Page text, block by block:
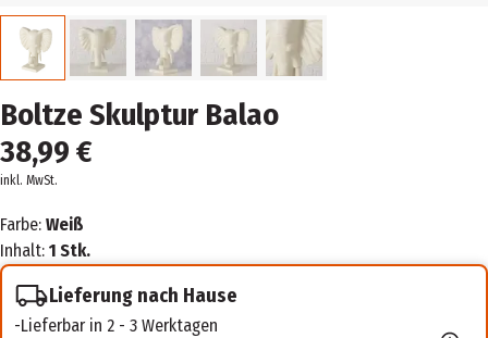
Boltze Skulptur Balao
38,99 €
inkl. MwSt.
Farbe: Weiß
Inhalt: 1 Stk.
Lieferung nach Hause
Lieferbar in 2 - 3 Werktagen